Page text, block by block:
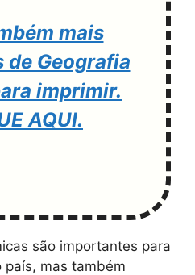
mais
de Geografia
imprimir.
AQUI.
são importantes para
mas também